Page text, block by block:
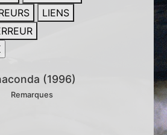
LIENS
(1996)
Remarques